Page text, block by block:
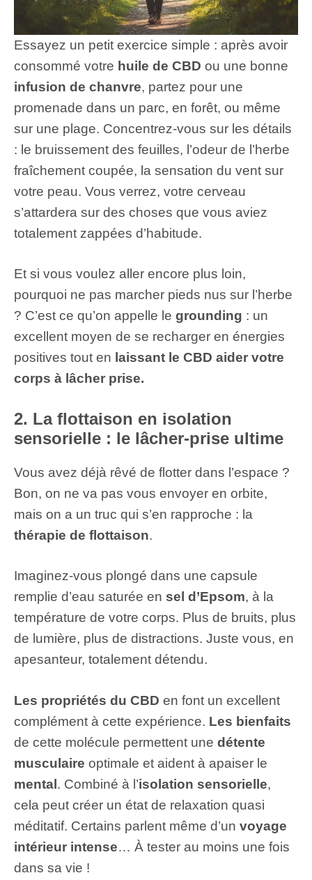
Essayez un petit exercice simple : après avoir
consommé votre huile de CBD ou une bonne
infusion de chanvre, partez pour une
promenade dans un parc, en forêt, ou même
sur une plage. Concentrez-vous sur les détails
: le bruissement des feuilles, l’odeur de l’herbe
fraîchement coupée, la sensation du vent sur
votre peau. Vous verrez, votre cerveau
s’attardera sur des choses que vous aviez
totalement zappées d’habitude.
Et si vous voulez aller encore plus loin,
pourquoi ne pas marcher pieds nus sur l’herbe
? C’est ce qu’on appelle le grounding : un
excellent moyen de se recharger en énergies
positives tout en laissant le CBD aider votre
corps à lâcher prise.
2. La flottaison en isolation
sensorielle : le lâcher-prise ultime
Vous avez déjà rêvé de flotter dans l’espace ?
Bon, on ne va pas vous envoyer en orbite,
mais on a un truc qui s’en rapproche : la
thérapie de flottaison.
Imaginez-vous plongé dans une capsule
remplie d’eau saturée en sel d’Epsom, à la
température de votre corps. Plus de bruits, plus
de lumière, plus de distractions. Juste vous, en
apesanteur, totalement détendu.
Les propriétés du CBD en font un excellent
complément à cette expérience. Les bienfaits
de cette molécule permettent une détente
musculaire optimale et aident à apaiser le
mental . Combiné à l’isolation sensorielle,
cela peut créer un état de relaxation quasi
méditatif. Certains parlent même d’un voyage
intérieur intense… À tester au moins une fois
dans sa vie !